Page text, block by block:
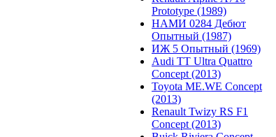
Prototype (1989)
НАМИ 0284 Дебют
Опытный (1987)
ИЖ 5 Опытный (1969)
Audi TT Ultra Quattro
Concept (2013)
Toyota ME.WE Concept
(2013)
Renault Twizy RS F1
Concept (2013)